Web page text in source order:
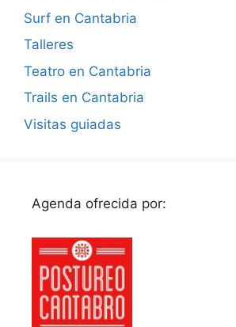
Surf en Cantabria
Talleres
Teatro en Cantabria
Trails en Cantabria
Visitas guiadas
Agenda ofrecida por: